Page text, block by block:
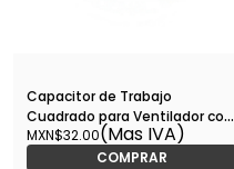
Capacitor de Trabajo
Cuadrado para Ventilador con
Cables 1.5UF, 250V -
CTRVC25V01.5
MXN$32.00(Mas IVA)
COMPRAR